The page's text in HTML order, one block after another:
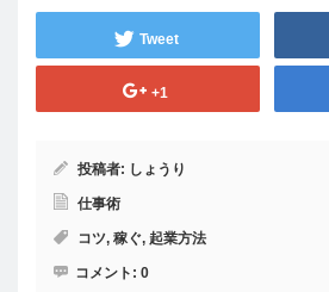
Tweet
+1
投稿者: しょうり
仕事術
コツ, 稼ぐ, 起業方法
コメント: 0